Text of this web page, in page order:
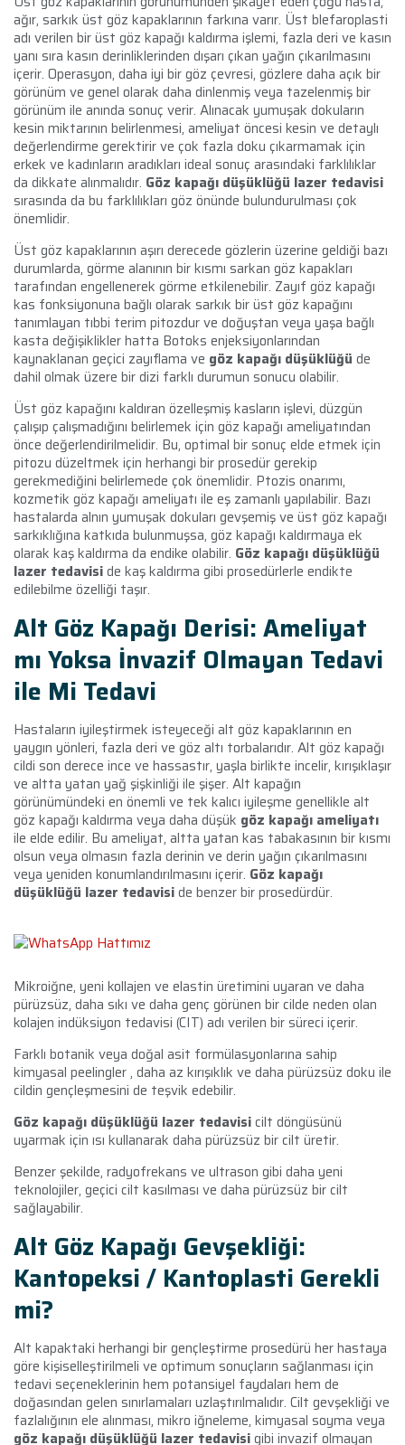
ağır, sarkık üst göz kapaklarının farkına varır. Üst blefaroplasti
adı verilen bir üst göz kapağı kaldırma işlemi, fazla deri ve kasın
yanı sıra kasın derinliklerinden dışarı çıkan yağın çıkarılmasını
içerir. Operasyon, daha iyi bir göz çevresi, gözlere daha açık bir
görünüm ve genel olarak daha dinlenmiş veya tazelenmiş bir
görünüm ile anında sonuç verir. Alınacak yumuşak dokuların
kesin miktarının belirlenmesi, ameliyat öncesi kesin ve detaylı
değerlendirme gerektirir ve çok fazla doku çıkarmamak için
erkek ve kadınların aradıkları ideal sonuç arasındaki farklılıklar
da dikkate alınmalıdır. Göz kapağı düşüklüğü lazer tedavisi
sırasında da bu farklılıkları göz önünde bulundurulması çok
önemlidir.
Üst göz kapaklarının aşırı derecede gözlerin üzerine geldiği bazı
durumlarda, görme alanının bir kısmı sarkan göz kapakları
tarafından engellenerek görme etkilenebilir. Zayıf göz kapağı
kas fonksiyonuna bağlı olarak sarkık bir üst göz kapağını
tanımlayan tıbbi terim pitozdur ve doğuştan veya yaşa bağlı
kasta değişiklikler hatta Botoks enjeksiyonlarından
kaynaklanan geçici zayıflama ve göz kapağı düşüklüğü de
dahil olmak üzere bir dizi farklı durumun sonucu olabilir.
Üst göz kapağını kaldıran özelleşmiş kasların işlevi, düzgün
çalışıp çalışmadığını belirlemek için göz kapağı ameliyatından
önce değerlendirilmelidir. Bu, optimal bir sonuç elde etmek için
pitozu düzeltmek için herhangi bir prosedür gerekip
gerekmediğini belirlemede çok önemlidir. Ptozis onarımı,
kozmetik göz kapağı ameliyatı ile eş zamanlı yapılabilir. Bazı
hastalarda alnın yumuşak dokuları gevşemiş ve üst göz kapağı
sarkıklığına katkıda bulunmuşsa, göz kapağı kaldırmaya ek
olarak kaş kaldırma da endike olabilir. Göz kapağı düşüklüğü
lazer tedaviside kaş kaldırma gibi prosedürlerle endikte
edilebilme özelliği taşır.
Alt Göz Kapağı Derisi: Ameliyat
mı Yoksa İnvazif Olmayan Tedavi
ile Mi Tedavi
Hastaların iyileştirmek isteyeceği alt göz kapaklarının en
yaygın yönleri, fazla deri ve göz altı torbalarıdır. Alt göz kapağı
cildi son derece ince ve hassastır, yaşla birlikte incelir, kırışıklaşır
ve altta yatan yağ şişkinliği ile şişer. Alt kapağın
görünümündeki en önemli ve tek kalıcı iyileşme genellikle alt
göz kapağı kaldırma veya daha düşük göz kapağı ameliyatı
ile elde edilir. Bu ameliyat, altta yatan kas tabakasının bir kısmı
olsun veya olmasın fazla derinin ve derin yağın çıkarılmasını
veya yeniden konumlandırılmasını içerir. Göz kapağı
düşüklüğü lazer tedaviside benzer bir prosedürdür.
Mikroiğne, yeni kollajen ve elastin üretimini uyaran ve daha
pürüzsüz, daha sıkı ve daha genç görünen bir cilde neden olan
kolajen indüksiyon tedavisi (CIT) adı verilen bir süreci içerir.
Farklı botanik veya doğal asit formülasyonlarına sahip
kimyasal peelingler , daha az kırışıklık ve daha pürüzsüz doku ile
cildin gençleşmesini de teşvik edebilir.
Göz kapağı düşüklüğü lazer tedavisicilt döngüsünü
uyarmak için ısı kullanarak daha pürüzsüz bir cilt üretir.
Benzer şekilde, radyofrekans ve ultrason gibi daha yeni
teknolojiler, geçici cilt kasılması ve daha pürüzsüz bir cilt
sağlayabilir.
Alt Göz Kapağı Gevşekliği:
Kantopeksi / Kantoplasti Gerekli
mi?
Alt kapaktaki herhangi bir gençleştirme prosedürü her hastaya
göre kişiselleştirilmeli ve optimum sonuçların sağlanması için
tedavi seçeneklerinin hem potansiyel faydaları hem de
doğasından gelen sınırlamaları uzlaştırılmalıdır. Cilt gevşekliği ve
fazlalığının ele alınması, mikro iğneleme, kimyasal soyma veya
göz kapağı düşüklüğü lazer tedavisigibi invazif olmayan